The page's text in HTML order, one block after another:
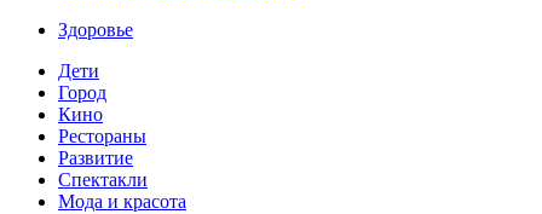
Здоровье
Дети
Город
Кино
Рестораны
Развитие
Спектакли
Мода и красота